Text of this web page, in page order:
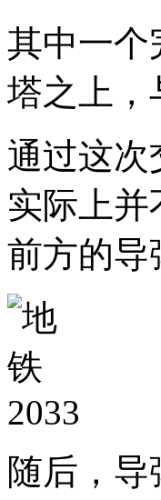
其中一个
塔之上，
通过这次
实际上
前方的导
随后，